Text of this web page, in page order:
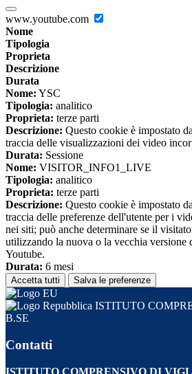
www.youtube.com
Nome
Tipologia
Proprieta
Descrizione
Durata
Nome: YSC
Tipologia: analitico
Proprieta: terze parti
Descrizione: Questo cookie è impostato
traccia delle visualizzazioni dei video
Durata: Sessione
Nome: VISITOR_INFO1_LIVE
Tipologia: analitico
Proprieta: terze parti
Descrizione: Questo cookie è impostato
traccia delle preferenze dell'utente per i
nei siti; può anche determinare se il
utilizzando la nuova o la vecchia versione
Youtube.
Durata: 6 mesi
Accetta tutti Salva le preferenze
ISTITUTO
B.SE
Contatti
ISTITUTO COMPRENSIVO DI